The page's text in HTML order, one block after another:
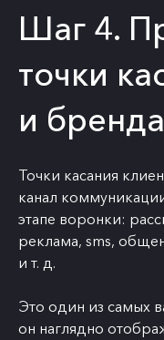
Шаг 4.
точки
и бренда
Точки касания
канал
этапе воронки:
реклама, sms,
и т. д.
Это один из самых
он наглядно